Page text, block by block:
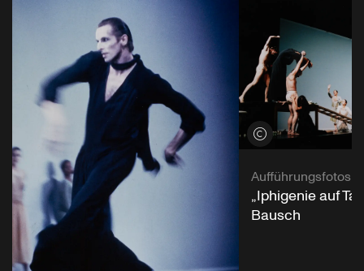
Credits öffnen
Aufführungsfotos
„Iphigenie auf
Bausch